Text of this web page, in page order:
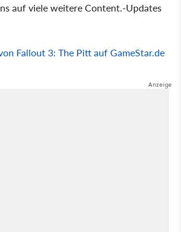
auf viele weitere Content.-Updates
Fallout 3: The Pitt auf GameStar.de